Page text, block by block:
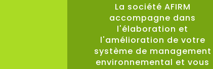
La société AFIRM
accompagne dans
l'élaboration et
l'amélioration de votre
système de management
environnemental et vous